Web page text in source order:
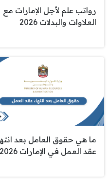
رواتب علم لأجل الإمارات مع
العلاوات والبدلات 2026
ما هي حقوق العامل بعد
عقد العمل في الإمارات 2026؟